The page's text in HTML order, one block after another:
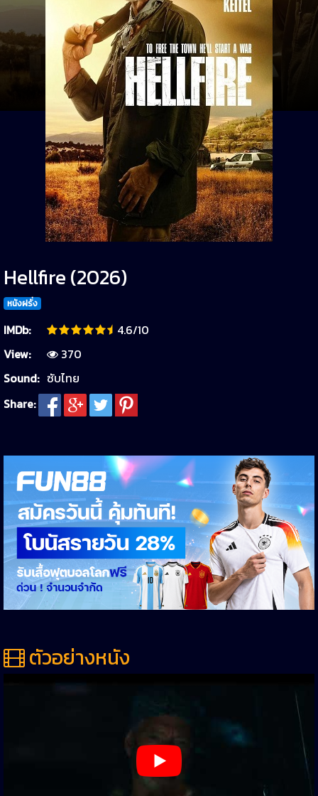
Hellfire (2026)
หนังฝรั่ง
IMDb:
4.6/10
View:
370
Sound: ซับไทย
Share:
ตัวอย่างหนัง